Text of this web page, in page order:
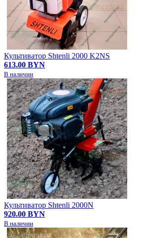
Культиватор Shtenli 2000 K2NS
613.00 BYN
В наличии
Культиватор Shtenli 2000N
920.00 BYN
В наличии